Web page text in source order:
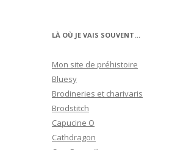
LÀ OÙ JE VAIS SOUVENT…
Mon site de préhistoire
Bluesy
Brodineries et charivaris
Brodstitch
Capucine O
Cathdragon